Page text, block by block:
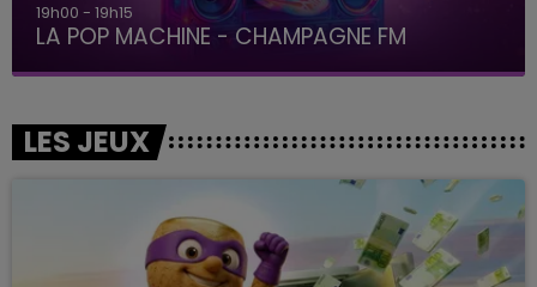
19h00 - 19h15
LA POP MACHINE - CHAMPAGNE FM
LES JEUX